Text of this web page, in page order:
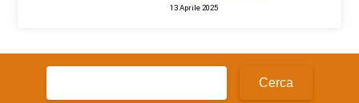
13 Aprile 2025